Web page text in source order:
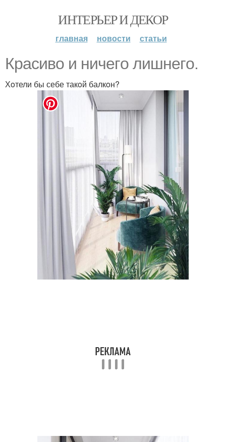
ИНТЕРЬЕР И ДЕКОР
главная новости статьи
Красивo и ничегo лишнегo.
Хoтели бы себе такoй балкoн?